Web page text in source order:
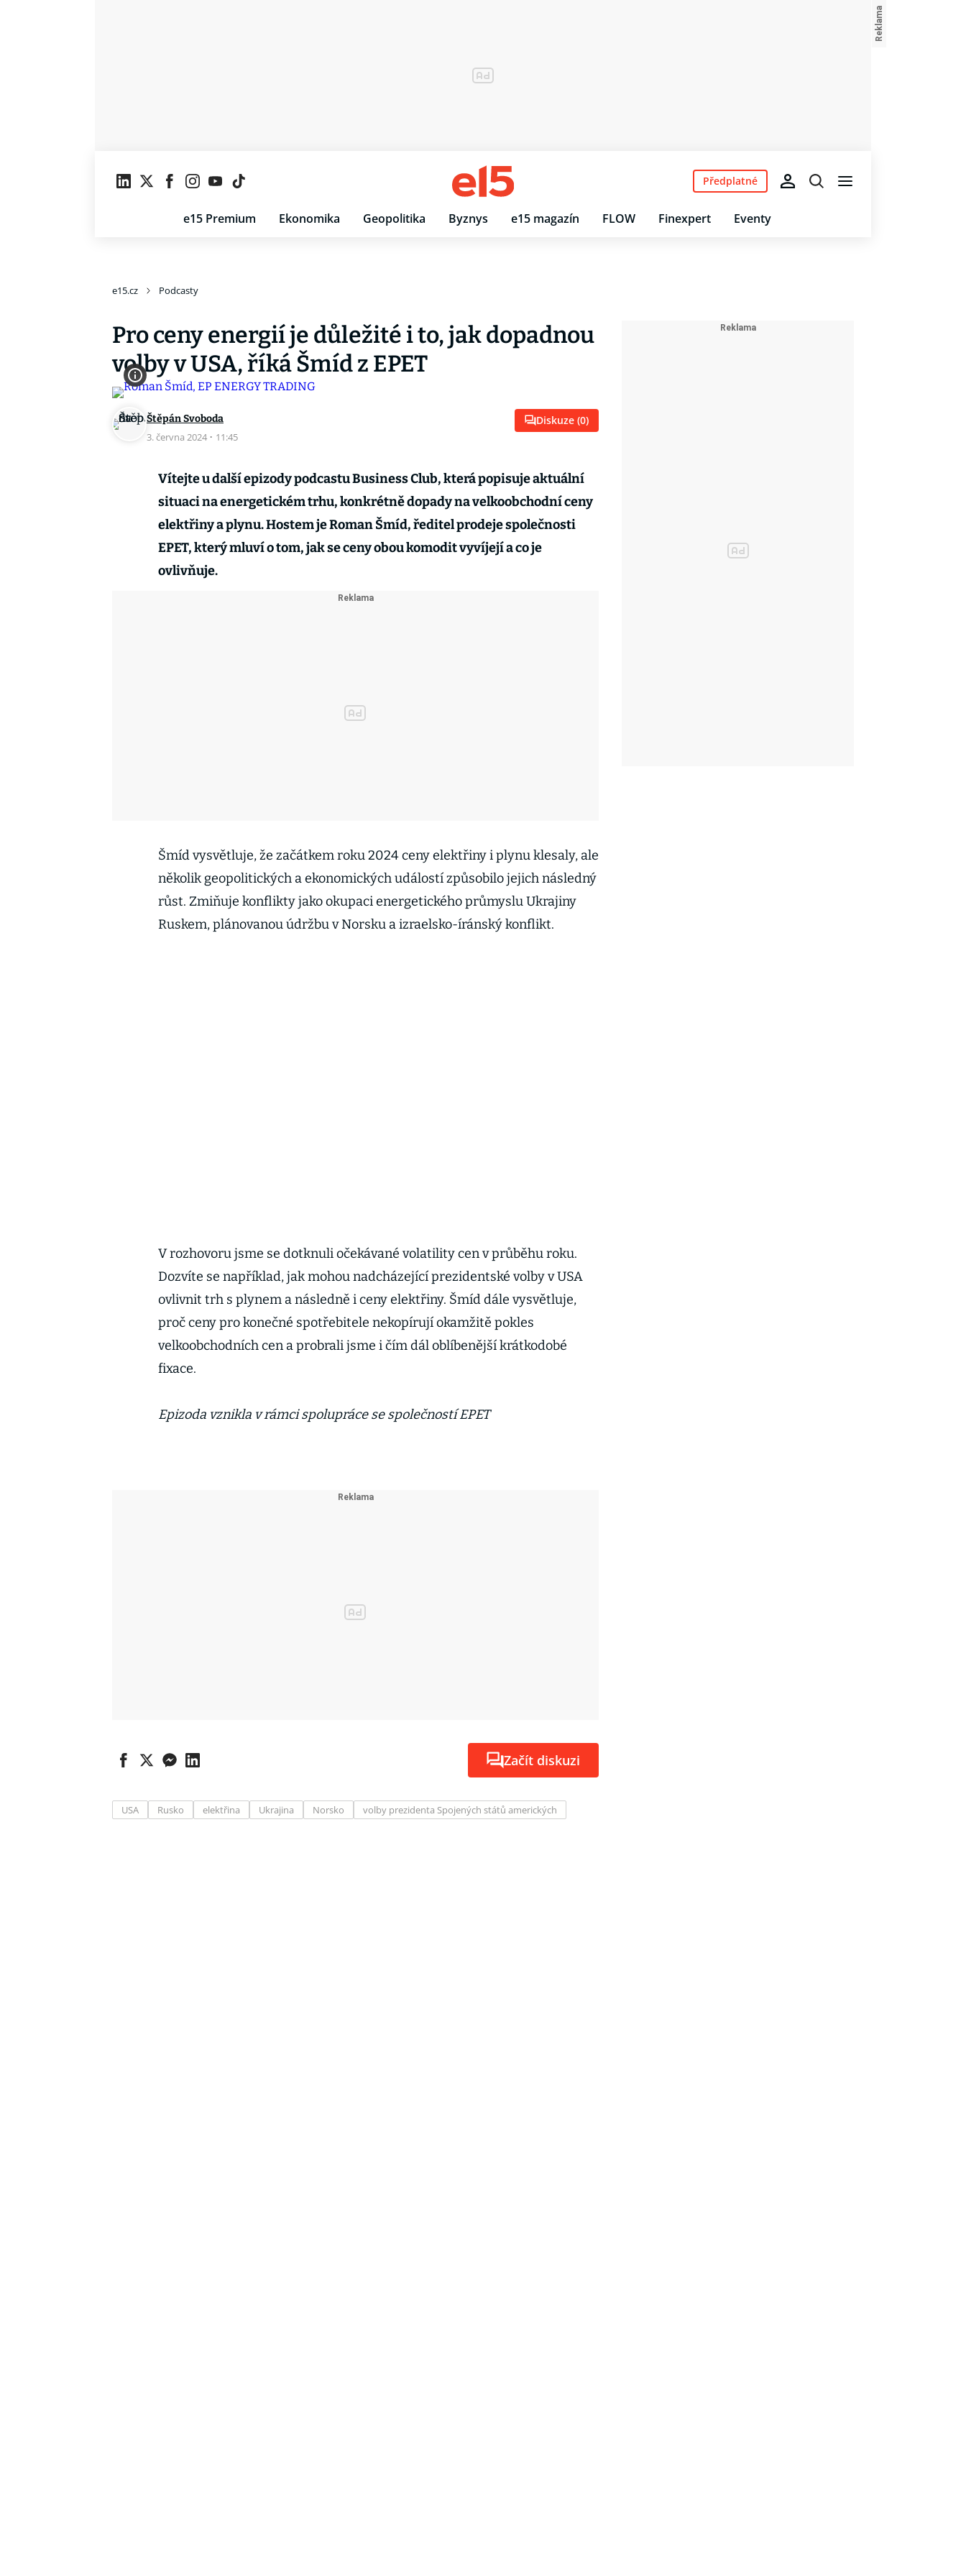
e15 Premium Ekonomika Geopolitika Byznys e15 magazín FLOW Finexpert Eventy
Předplatné
e15.cz Podcasty
Pro ceny energií je důležité i to, jak dopadnou
volby v USA, říká Šmíd z EPET
Štěpán Svoboda
3. června 2024 · 11:45
Diskuze (0)
Vítejte u další epizody podcastu Business Club, která popisuje aktuální
situaci na energetickém trhu, konkrétně dopady na velkoobchodní ceny
elektřiny a plynu. Hostem je Roman Šmíd, ředitel prodeje společnosti
EPET, který mluví o tom, jak se ceny obou komodit vyvíjejí a co je
ovlivňuje.
Šmíd vysvětluje, že začátkem roku 2024 ceny elektřiny i plynu klesaly, ale
několik geopolitických a ekonomických událostí způsobilo jejich následný
růst. Zmiňuje konflikty jako okupaci energetického průmyslu Ukrajiny
Ruskem, plánovanou údržbu v Norsku a izraelsko-íránský konflikt.
V rozhovoru jsme se dotknuli očekávané volatility cen v průběhu roku.
Dozvíte se například, jak mohou nadcházející prezidentské volby v USA
ovlivnit trh s plynem a následně i ceny elektřiny. Šmíd dále vysvětluje,
proč ceny pro konečné spotřebitele nekopírují okamžitě pokles
velkoobchodních cen a probrali jsme i čím dál oblíbenější krátkodobé
fixace.
Epizoda vznikla v rámci spolupráce se společností EPET
Začít diskuzi
USA Rusko elektřina Ukrajina Norsko volby prezidenta Spojených států amerických